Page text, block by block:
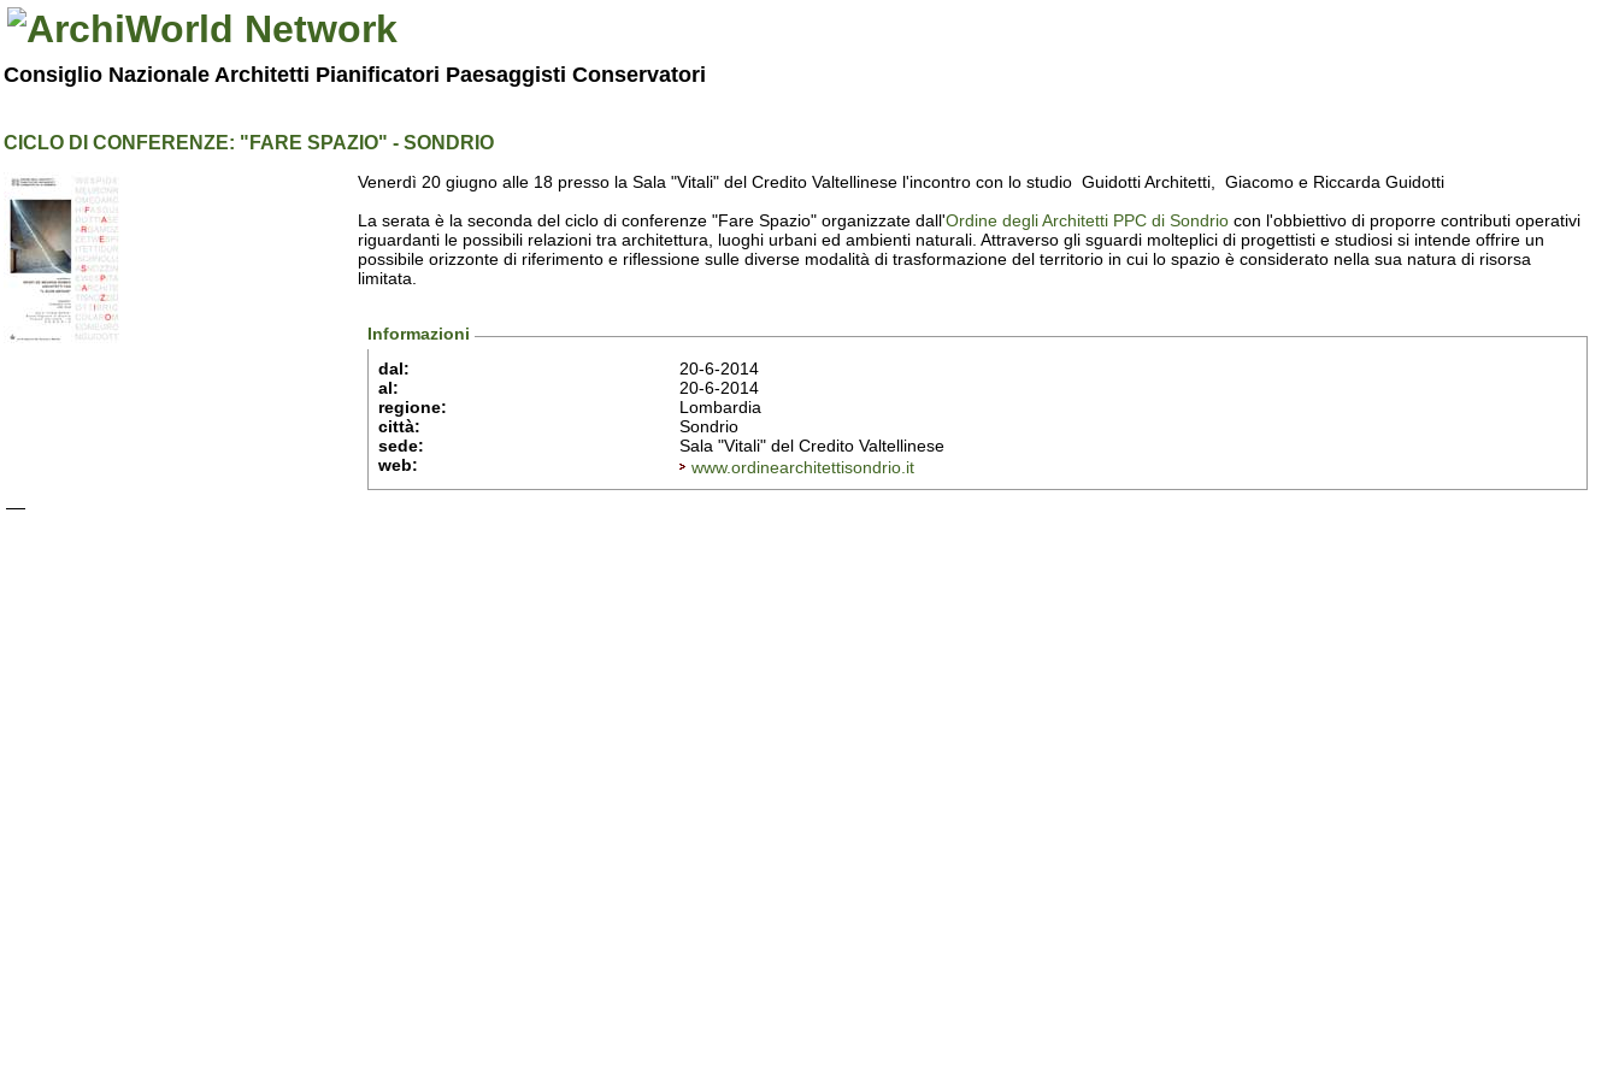
Consiglio Nazionale Architetti Pianificatori Paesaggisti Conservatori
CICLO DI CONFERENZE: "FARE SPAZIO" - SONDRIO
Venerdì 20 giugno alle 18 presso la Sala "Vitali" del Credito Valtellinese l'incontro con lo studio Guidotti Architetti, Giacomo e Riccarda Guidotti
La serata è la seconda del ciclo di conferenze "Fare Spazio" organizzate dall'Ordine degli Architetti PPC di Sondriocon l'obbiettivo di proporre contributi operativi
riguardanti le possibili relazioni tra architettura, luoghi urbani ed ambienti naturali. Attraverso gli sguardi molteplici di progettisti e studiosi si intende offrire un
possibile orizzonte di riferimento e riflessione sulle diverse modalità di trasformazione del territorio in cui lo spazio è considerato nella sua natura di risorsa
limitata.
Informazioni
dal:
20-6-2014
al:
20-6-2014
regione:
Lombardia
città:
Sondrio
sede:
Sala "Vitali" del Credito Valtellinese
web:
www.ordinearchitettisondrio.it